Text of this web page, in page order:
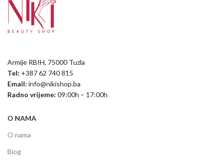
Armije RBIH, 75000 Tuzla
Tel: +387 62 740 815
Email: info@nikishop.ba
Radno vrijeme: 09:00h – 17:00h
O NAMA
O nama
Blog